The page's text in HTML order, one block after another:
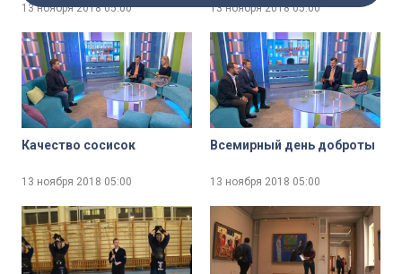
13 ноября 201805:00 13 ноября 201805:00
Качество сосисок
13 ноября 2018 05:00
Всемирный день доброты
13 ноября 2018 05:00